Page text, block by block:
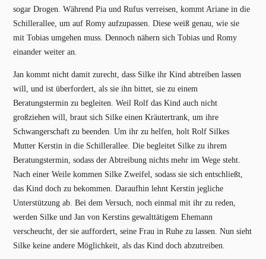
sogar Drogen. Während Pia und Rufus verreisen, kommt Ariane in die
Schillerallee, um auf Romy aufzupassen. Diese weiß genau, wie sie
mit Tobias umgehen muss. Dennoch nähern sich Tobias und Romy
einander weiter an.
Jan kommt nicht damit zurecht, dass Silke ihr Kind abtreiben lassen
will, und ist überfordert, als sie ihn bittet, sie zu einem
Beratungstermin zu begleiten. Weil Rolf das Kind auch nicht
großziehen will, braut sich Silke einen Kräutertrank, um ihre
Schwangerschaft zu beenden. Um ihr zu helfen, holt Rolf Silkes
Mutter Kerstin in die Schillerallee. Die begleitet Silke zu ihrem
Beratungstermin, sodass der Abtreibung nichts mehr im Wege steht.
Nach einer Weile kommen Silke Zweifel, sodass sie sich entschließt,
das Kind doch zu bekommen. Daraufhin lehnt Kerstin jegliche
Unterstützung ab. Bei dem Versuch, noch einmal mit ihr zu reden,
werden Silke und Jan von Kerstins gewalttätigem Ehemann
verscheucht, der sie auffordert, seine Frau in Ruhe zu lassen. Nun sieht
Silke keine andere Möglichkeit, als das Kind doch abzutreiben.